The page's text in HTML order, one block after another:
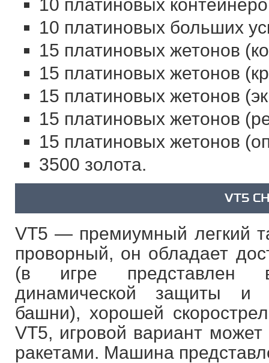
10 платиновых
10 платиновых больших
15 платиновых жетонов
15 платиновых жетонов
15 платиновых жетонов
15 платиновых жетонов
15 платиновых жетонов
3500 золота.
VT5
VT5 — премиумный легкий
проворный, он обладает
(в игре представлен
динамической защиты и
башни), хорошей
VT5, игровой вариант
ракетами. Машина